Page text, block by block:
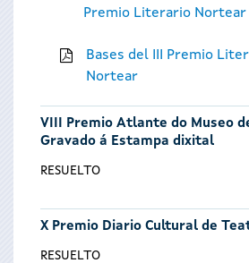
Premio Literario Nortear
Bases del III Premio
Nortear
VIII Premio Atlante do Museo
Gravado á Estampa dixital
RESUELTO
X Premio Diario Cultural de
RESUELTO